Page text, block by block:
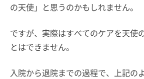
の天使」と思うのかもしれません。
ですが、実際はすべてのケアを天使
とはできません。
入院から退院までの過程で、上記の